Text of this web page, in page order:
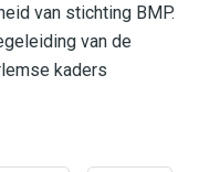
van stichting BMP.
van de
kaders